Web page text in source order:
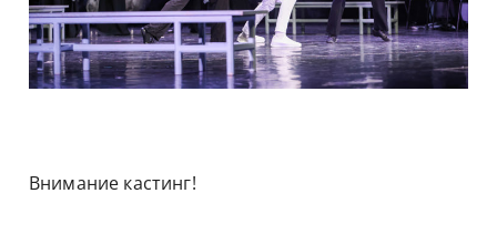
Внимание кастинг!